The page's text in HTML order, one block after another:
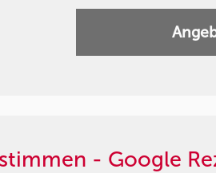
- Google